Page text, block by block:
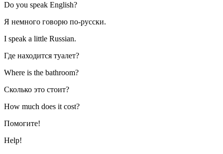
Do you speak English?
Я немного говорю по-русски.
I speak a little Russian.
Где находится туалет?
Where is the bathroom?
Сколько это стоит?
How much does it cost?
Помогите!
Help!